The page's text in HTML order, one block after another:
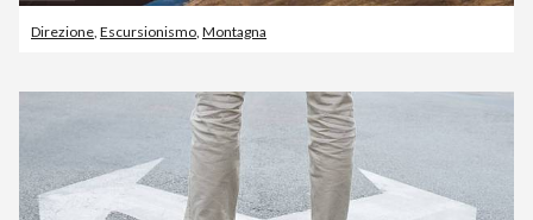
Direzione Escursionismo Montagna